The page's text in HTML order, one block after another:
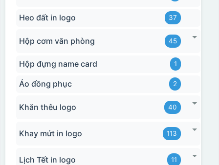
Heo đất in logo 37
Hộp cơm văn phòng 45
Hộp đựng name card 1
Áo đồng phục 2
Khăn thêu logo 40
Khay mứt in logo 113
Lịch Tết in logo 11